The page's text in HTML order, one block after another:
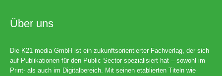
Über uns
Die K21 media GmbH ist ein zukunftsorientierter Fachverlag, der sich
auf Publikationen für den Public Sector spezialisiert hat – sowohl im
Print- als auch im Digitalbereich. Mit seinen etablierten Titeln wie